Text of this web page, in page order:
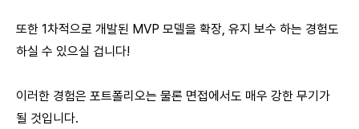
또한 1차적으로 개발된 MVP 모델을 확장, 유지 보수 하는 경험도
하실 수 있으실 겁니다!
이러한 경험은 포트폴리오는 물론 면접에서도 매우 강한 무기가
될 것입니다.